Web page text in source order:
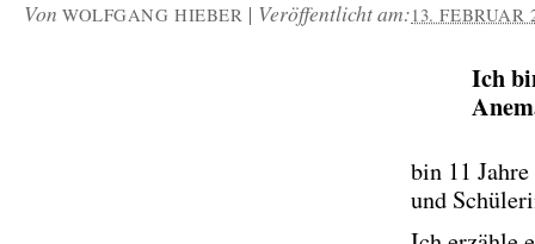
Von WOLFGANG HIEBER | Veröffentlicht am:13. FEBRUAR
Ich
bin 11
und